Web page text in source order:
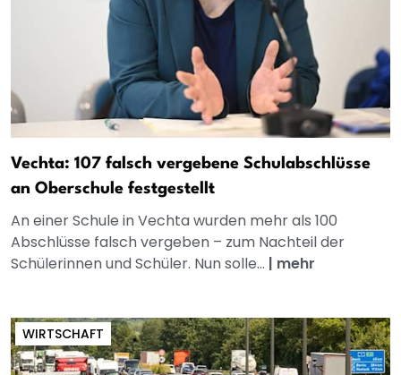
Vechta: 107 falsch vergebene Schulabschlüsse
an Oberschule festgestellt
An einer Schule in Vechta wurden mehr als 100
Abschlüsse falsch vergeben – zum Nachteil der
Schülerinnen und Schüler. Nun solle... | mehr
WIRTSCHAFT